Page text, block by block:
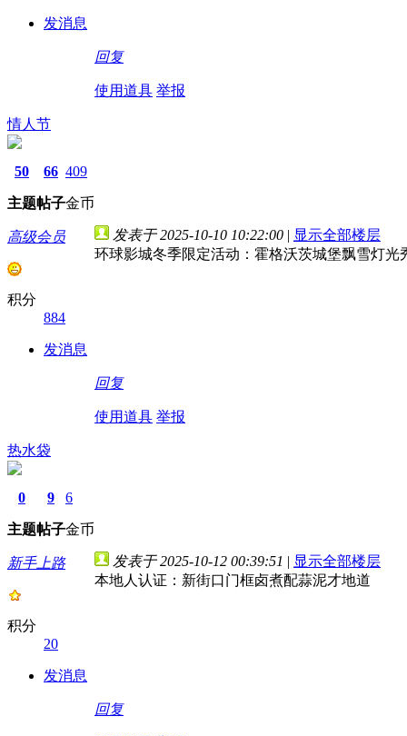
发消息
回复
使用道具 举报
情人节
50
主题
66
帖子
409
金币
高级会员
积分
884
发消息
发表于 2025-10-10 10:22:00 | 显示全部楼层
环球影城冬季限定活动：霍格沃茨城堡飘雪灯光
回复
使用道具 举报
热水袋
0
主题
9
帖子
6
金币
新手上路
积分
20
发消息
发表于 2025-10-12 00:39:51 | 显示全部楼层
本地人认证：新街口门框卤煮配蒜泥才地道
回复